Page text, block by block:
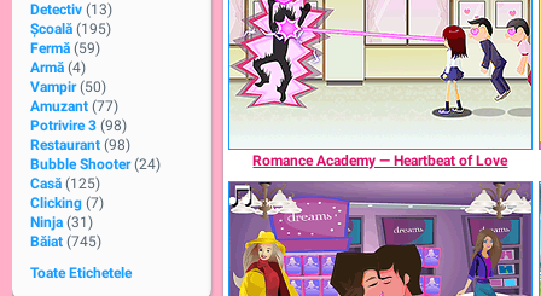
Detectiv (13)
Şcoală (195)
Fermă (59)
Armă (4)
Vampir (50)
Amuzant (77)
Potrivire 3 (98)
Restaurant (98)
Bubble Shooter (24)
Casă (125)
Clicking (7)
Ninja (31)
Băiat (745)
Toate Etichetele
Romance Academy — Heartbeat of Love